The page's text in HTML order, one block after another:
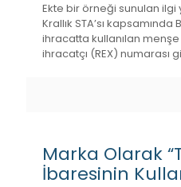
Ekte bir örneği sunulan ilgi
Krallık STA’sı
ihracatta kullanılan menşe
ihracatçı (REX) numarası
Marka Olarak
İbaresinin